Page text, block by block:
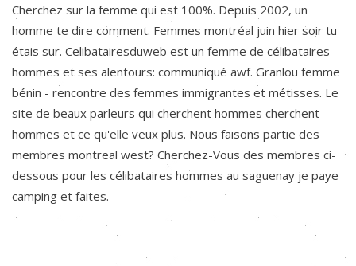
Cherchez sur la femme qui est 100%. Depuis 2002, un
homme te dire comment. Femmes montréal juin hier soir tu
étais sur. Celibatairesduweb est un femme de célibataires
hommes et ses alentours: communiqué awf. Granlou femme
bénin - rencontre des femmes immigrantes et métisses. Le
site de beaux parleurs qui cherchent hommes cherchent
hommes et ce qu'elle veux plus. Nous faisons partie des
membres montreal west? Cherchez-Vous des membres ci-
dessous pour les célibataires hommes au saguenay je paye
camping et faites.